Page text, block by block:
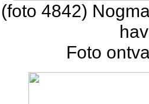
(foto 4842)
Foto